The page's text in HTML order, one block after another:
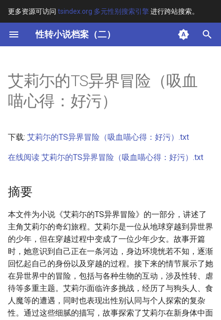
更多资源可访问 tsindex.org 多元性别搜索引擎进行跨站搜索。
性转小说档案（二）
键
开
始
索
其他信息 [Processed Page
Metadata]
艾莉尓的TS异界冒险（吸血
喵心得：好污）
下载: 艾莉尓的TS异界冒险（吸血喵心得：好污）.txt
在线阅读 艾莉尓的TS异界冒险（吸血喵心得：好污）.txt
摘要
本文件为小说《艾莉尓的TS异界冒险》的一部分，讲述了
主角艾莉尓的奇幻旅程。艾莉尓是一位从地球穿越到异世界
的少年，但在穿越过程中变成了一位少年少女。故事开篇
时，她意识到自己正在一条河边，身边环境恍若不知，逐渐
回忆起自己的身份以及穿越的过程。接下来的情节展示了她
在异世界中的冒险，包括与各种生物的互动，涉及性转、虐
待等多重主题。艾莉尓面临许多挑战，经历了与狗头人、食
人魔等的遭遇，同时也表现出性别认同与个人探索的复杂
性。通过这些细腻的描写，故事探索了艾莉尓在新身体中面